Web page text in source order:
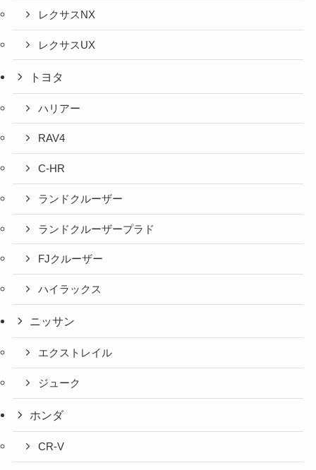
レクサスNX
レクサスUX
トヨタ
ハリアー
RAV4
C-HR
ランドクルーザー
ランドクルーザープラド
FJクルーザー
ハイラックス
ニッサン
エクストレイル
ジューク
ホンダ
CR-V